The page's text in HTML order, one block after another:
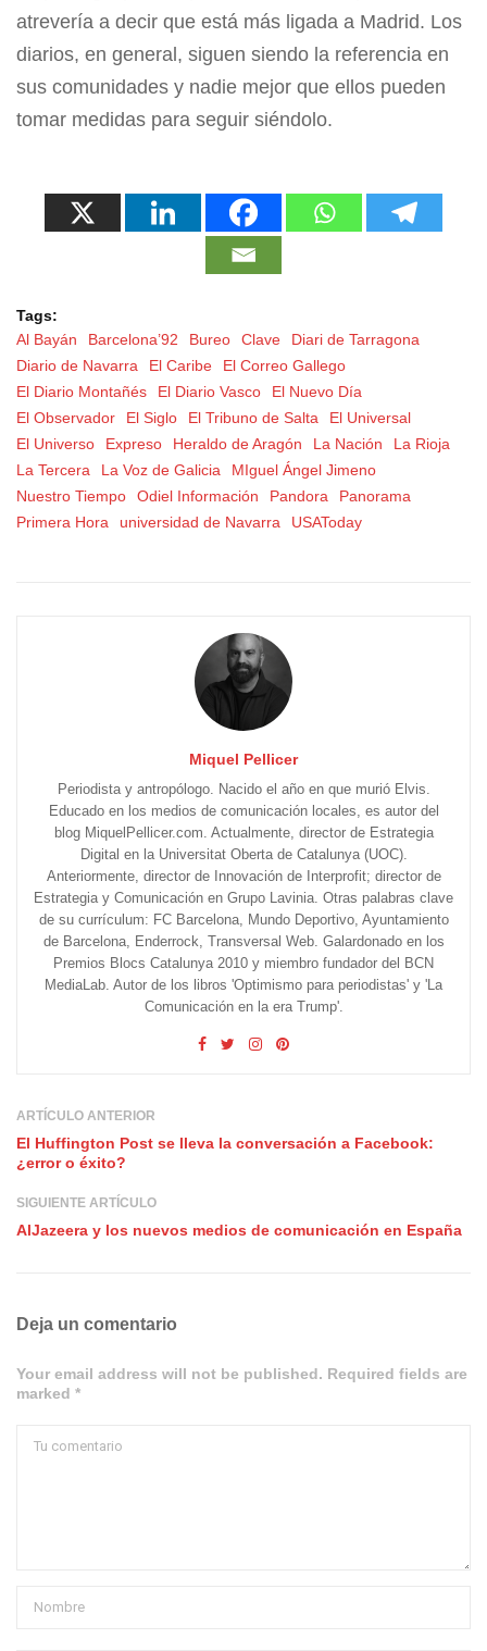
atrevería a decir que está más ligada a Madrid. Los
diarios, en general, siguen siendo la referencia en
sus comunidades y nadie mejor que ellos pueden
tomar medidas para seguir siéndolo.
Tags:
Al Bayán
Barcelona’92 Bureo Clave
Diari de Tarragona
Diario de Navarra
El Caribe
El Correo Gallego
El Diario Montañés
El Diario Vasco
El Nuevo Día
El Observador
El Siglo El Tribuno de Salta
El Universal
El Universo
Expreso Heraldo de Aragón La Nación
La Rioja
La Tercera
La Voz de Galicia
MIguel Ángel Jimeno
Nuestro Tiempo
Odiel Información Pandora
Panorama
Primera Hora
universidad de Navarra USAToday
Miquel Pellicer
Periodista y antropólogo. Nacido el año en que murió Elvis.
Educado en los medios de comunicación locales, es autor del
blog MiquelPellicer.com. Actualmente, director de Estrategia
Digital en la Universitat Oberta de Catalunya (UOC).
Anteriormente, director de Innovación de Interprofit; director de
Estrategia y Comunicación en Grupo Lavinia. Otras palabras clave
de su currículum: FC Barcelona, Mundo Deportivo, Ayuntamiento
de Barcelona, Enderrock, Transversal Web. Galardonado en los
Premios Blocs Catalunya 2010 y miembro fundador del BCN
MediaLab. Autor de los libros 'Optimismo para periodistas' y 'La
Comunicación en la era Trump'.
ARTÍCULO ANTERIOR
El Huffington Post se lleva la conversación a Facebook:
¿error o éxito?
SIGUIENTE ARTÍCULO
AlJazeera y los nuevos medios de comunicación en España
Deja un comentario
Your email address will not be published. Required fields are
marked *